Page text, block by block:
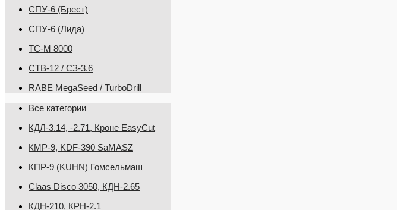
СПУ-6 (Брест)
СПУ-6 (Лида)
ТС-М 8000
CТВ-12 / СЗ-3.6
RABE MegaSeed / TurboDrill
Все категории
КДЛ-3.14, -2.71, Кроне EasyCut
КМР-9, KDF-390 SaMASZ
КПР-9 (KUHN) Гомсельмаш
Claas Disco 3050, КДН-2.65
КДН-210, КРН-2.1